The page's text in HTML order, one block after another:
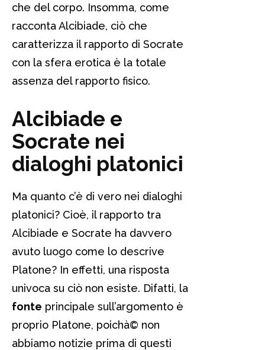
che del corpo. Insomma, come
racconta Alcibiade, ciò che
caratterizza il rapporto di Socrate
con la sfera erotica è la totale
assenza del rapporto fisico.
Alcibiade e
Socrate nei
dialoghi platonici
Ma quanto c’è di vero nei dialoghi
platonici? Cioè, il rapporto tra
Alcibiade e Socrate ha davvero
avuto luogo come lo descrive
Platone? In effetti, una risposta
univoca su ciò non esiste. Difatti, la
fonte principale sull’argomento è
proprio Platone, poichà© non
abbiamo notizie prima di questi